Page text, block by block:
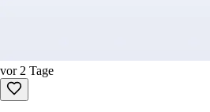
vor 2 Tage